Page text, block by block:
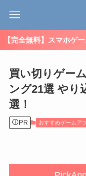
【完全無料】スマホゲ
買い切りゲー
ング21選 やり
選！
PR おすすめゲームア